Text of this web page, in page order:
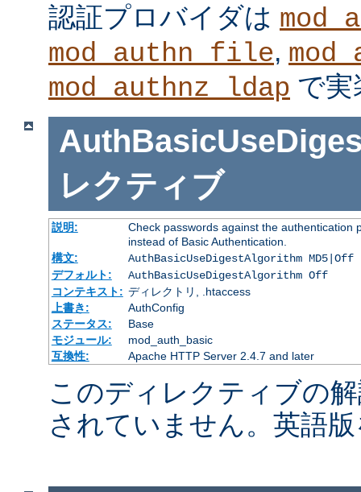
認証プロバイダは
mod_authn_file,
mod_authnz_ldap で実
レクティブ
説明:
Check passwords against the authentication
instead of Basic Authentication.
構文:
AuthBasicUseDigestAlgorithm MD5|Off
デフォルト:
AuthBasicUseDigestAlgorithm Off
コンテキスト: ディレクトリ, .htaccess
上書き:
AuthConfig
ステータス:
Base
モジュール:
mod_auth_basic
互換性:
Apache HTTP Server 2.4.7 and later
このディレクティブの
されていません。英語